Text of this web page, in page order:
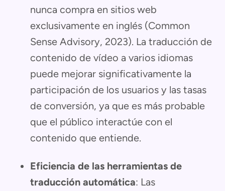
nunca compra en sitios web
exclusivamente en inglés (Common
Sense Advisory, 2023). La traducción de
contenido de vídeo a varios idiomas
puede mejorar significativamente la
participación de los usuarios y las tasas
de conversión, ya que es más probable
que el público interactúe con el
contenido que entiende.
Eficiencia de las herramientas de
traducción automática: Las